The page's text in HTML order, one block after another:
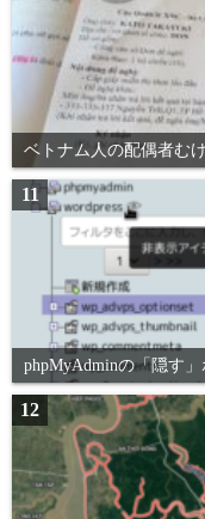
ベトナム人の配偶者む
11
phpMyAdminの「隠す
12